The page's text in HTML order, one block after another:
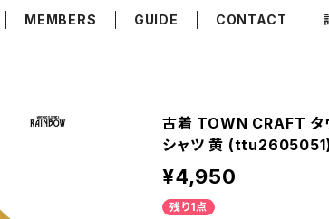
MEMBERS GUIDE CONTACT
古着 TOWN CRAFT タ
シャツ 黄
¥4,950
残り1点